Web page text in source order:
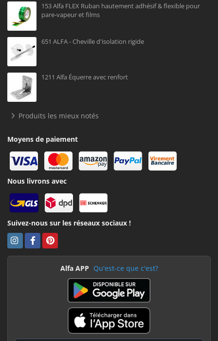
153 Alfa FLEX Ruban hautement adhésif & flexible pour
pare-vapeur et films
651 ALFA - Cheville d'isolation rigide
1211 Alfa Équerre avec renfort
Produits les mieux notés
Moyens de paiement
Nous livrons avec
Suivez-nous sur les réseaux sociaux !
Alfa APP Qu'est-ce que c'est?